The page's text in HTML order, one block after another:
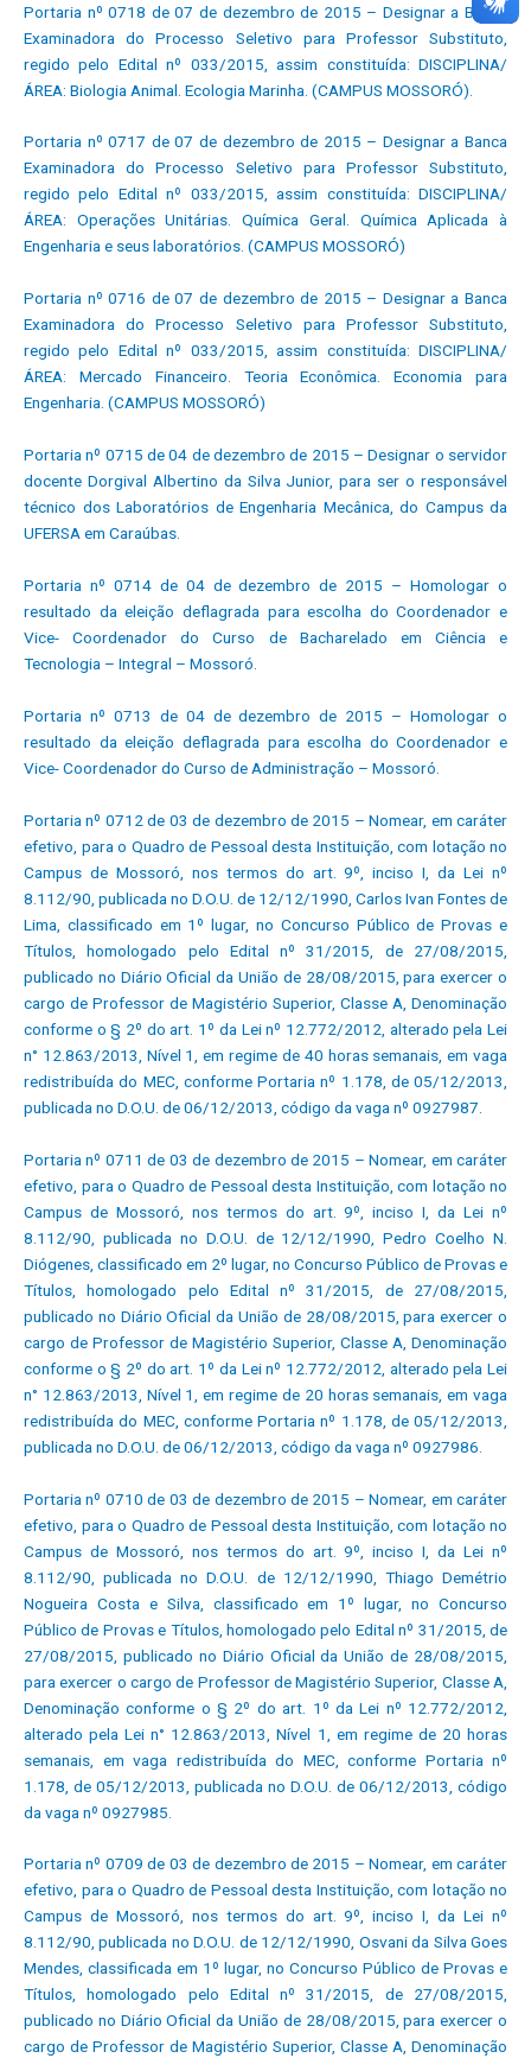
Portaria nº 0718 de 07 de dezembro de 2015 – Designar a Banca
Examinadora do Processo Seletivo para Professor Substituto,
regido pelo Edital nº 033/2015, assim constituída: DISCIPLINA/
ÁREA: Biologia Animal. Ecologia Marinha. (CAMPUS MOSSORÓ).
Portaria nº 0717 de 07 de dezembro de 2015 – Designar a Banca
Examinadora do Processo Seletivo para Professor Substituto,
regido pelo Edital nº 033/2015, assim constituída: DISCIPLINA/
ÁREA: Operações Unitárias. Química Geral. Química Aplicada à
Engenharia e seus laboratórios. (CAMPUS MOSSORÓ)
Portaria nº 0716 de 07 de dezembro de 2015 – Designar a Banca
Examinadora do Processo Seletivo para Professor Substituto,
regido pelo Edital nº 033/2015, assim constituída: DISCIPLINA/
ÁREA: Mercado Financeiro. Teoria Econômica. Economia para
Engenharia. (CAMPUS MOSSORÓ)
Portaria nº 0715 de 04 de dezembro de 2015 – Designar o servidor
docente Dorgival Albertino da Silva Junior, para ser o responsável
técnico dos Laboratórios de Engenharia Mecânica, do Campus da
UFERSA em Caraúbas.
Portaria nº 0714 de 04 de dezembro de 2015 – Homologar o
resultado da eleição deflagrada para escolha do Coordenador e
Vice- Coordenador do Curso de Bacharelado em Ciência e
Tecnologia – Integral – Mossoró.
Portaria nº 0713 de 04 de dezembro de 2015 – Homologar o
resultado da eleição deflagrada para escolha do Coordenador e
Vice- Coordenador do Curso de Administração – Mossoró.
Portaria nº 0712 de 03 de dezembro de 2015 – Nomear, em caráter
efetivo, para o Quadro de Pessoal desta Instituição, com lotação no
Campus de Mossoró, nos termos do art. 9º, inciso I, da Lei nº
8.112/90, publicada no D.O.U. de 12/12/1990, Carlos Ivan Fontes de
Lima, classificado em 1º lugar, no Concurso Público de Provas e
Títulos, homologado pelo Edital nº 31/2015, de 27/08/2015,
publicado no Diário Oficial da União de 28/08/2015, para exercer o
cargo de Professor de Magistério Superior, Classe A, Denominação
conforme o § 2º do art. 1º da Lei nº 12.772/2012, alterado pela Lei
n° 12.863/2013, Nível 1, em regime de 40 horas semanais, em vaga
redistribuída do MEC, conforme Portaria nº 1.178, de 05/12/2013,
publicada no D.O.U. de 06/12/2013, código da vaga nº 0927987.
Portaria nº 0711 de 03 de dezembro de 2015 – Nomear, em caráter
efetivo, para o Quadro de Pessoal desta Instituição, com lotação no
Campus de Mossoró, nos termos do art. 9º, inciso I, da Lei nº
8.112/90, publicada no D.O.U. de 12/12/1990, Pedro Coelho N.
Diógenes, classificado em 2º lugar, no Concurso Público de Provas e
Títulos, homologado pelo Edital nº 31/2015, de 27/08/2015,
publicado no Diário Oficial da União de 28/08/2015, para exercer o
cargo de Professor de Magistério Superior, Classe A, Denominação
conforme o § 2º do art. 1º da Lei nº 12.772/2012, alterado pela Lei
n° 12.863/2013, Nível 1, em regime de 20 horas semanais, em vaga
redistribuída do MEC, conforme Portaria nº 1.178, de 05/12/2013,
publicada no D.O.U. de 06/12/2013, código da vaga nº 0927986.
Portaria nº 0710 de 03 de dezembro de 2015 – Nomear, em caráter
efetivo, para o Quadro de Pessoal desta Instituição, com lotação no
Campus de Mossoró, nos termos do art. 9º, inciso I, da Lei nº
8.112/90, publicada no D.O.U. de 12/12/1990, Thiago Demétrio
Nogueira Costa e Silva, classificado em 1º lugar, no Concurso
Público de Provas e Títulos, homologado pelo Edital nº 31/2015, de
27/08/2015, publicado no Diário Oficial da União de 28/08/2015,
para exercer o cargo de Professor de Magistério Superior, Classe A,
Denominação conforme o § 2º do art. 1º da Lei nº 12.772/2012,
alterado pela Lei n° 12.863/2013, Nível 1, em regime de 20 horas
semanais, em vaga redistribuída do MEC, conforme Portaria nº
1.178, de 05/12/2013, publicada no D.O.U. de 06/12/2013, código
da vaga nº 0927985.
Portaria nº 0709 de 03 de dezembro de 2015 – Nomear, em caráter
efetivo, para o Quadro de Pessoal desta Instituição, com lotação no
Campus de Mossoró, nos termos do art. 9º, inciso I, da Lei nº
8.112/90, publicada no D.O.U. de 12/12/1990, Osvani da Silva Goes
Mendes, classificada em 1º lugar, no Concurso Público de Provas e
Títulos, homologado pelo Edital nº 31/2015, de 27/08/2015,
publicado no Diário Oficial da União de 28/08/2015, para exercer o
cargo de Professor de Magistério Superior, Classe A, Denominação